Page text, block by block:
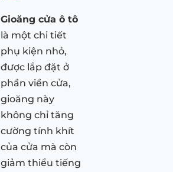
Gioăng cửa ô tô
là một chi tiết
phụ kiện nhỏ,
được lắp đặt ở
phần viền cửa,
gioăng này
không chỉ tăng
cường tính khít
của cửa mà còn
giảm thiểu tiếng